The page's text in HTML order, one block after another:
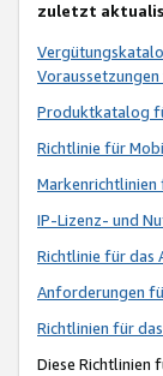
zuletzt
Produktkatalog
Richtlinie für
IP-Lizenz- und
Richtlinie für das
Anforderungen
Richtlinien für
Diese Richtlinien